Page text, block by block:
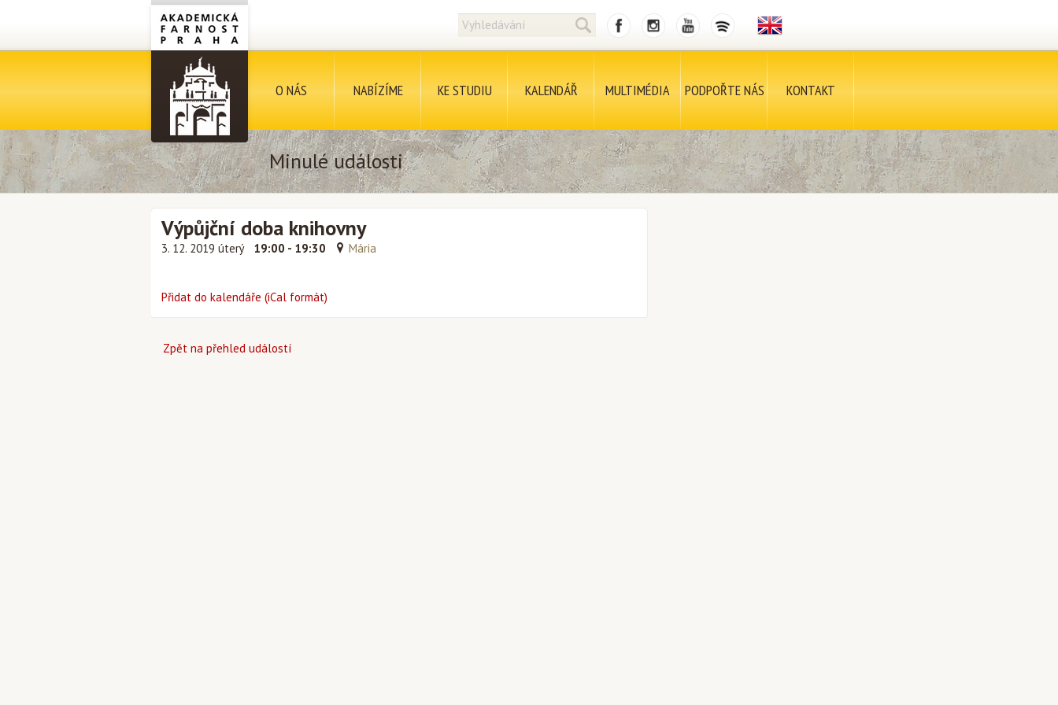
O NÁS NABÍZÍME KE STUDIU KALENDÁŘ MULTIMÉDIA PODPOŘTE NÁS KONTAKT
Minulé události
Výpůjční doba knihovny
3. 12. 2019 úterý 19:00 - 19:30 Mária
Přidat do kalendáře (iCal formát)
Zpět na přehled událostí